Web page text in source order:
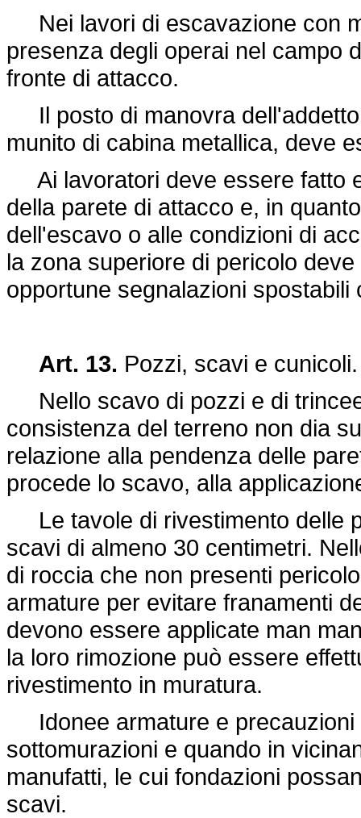
Nei lavori di escavazione con
presenza degli operai nel campo
fronte di attacco.
Il posto di manovra
munito di cabina metallica, deve
Ai lavoratori deve essere fatto
della parete di attacco e, in
dell'escavo o alle condizioni di
la zona superiore di pericolo
opportune segnalazioni
Art. 13. Pozzi, scavi e cunicoli.
Nello scavo di pozzi e di
consistenza del terreno non dia
relazione alla pendenza delle
procede lo scavo, alla
Le tavole di rivestimento delle
scavi di almeno 30 centimetri.
di roccia che non presenti
armature per evitare franamenti
devono essere applicate man
la loro rimozione può essere
rivestimento in muratura.
Idonee armature e precauzioni
sottomurazioni e quando in
manufatti, le cui fondazioni
scavi.